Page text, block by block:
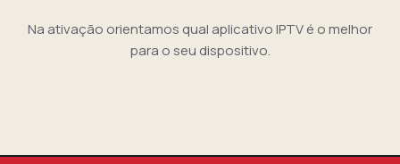
Na ativação orientamos qual aplicativo IPTV é o melhor
para o seu dispositivo.